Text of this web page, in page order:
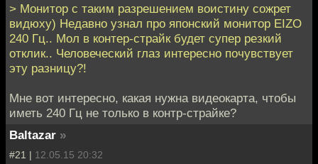
> Монитор с таким разрешением воистину сожрет
видюху) Недавно узнал про японский монитор EIZO
240 Гц.. Мол в контер-страйк будет супер резкий
отклик.. Человеческий глаз интересно почувствует
эту разницу?!
Мне вот интересно, какая нужна видеокарта, чтобы
иметь 240 Гц не только в контр-страйке?
Baltazar »
#21 | 12.05.15 20:32